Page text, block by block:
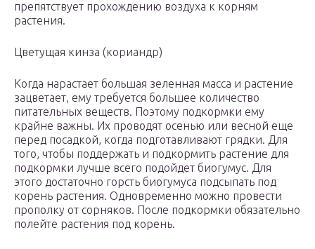
препятствует прохождению воздуха к корням
растения.
Цветущая кинза (кориандр)
Когда нарастает большая зеленная масса и растение
зацветает, ему требуется большее количество
питательных веществ. Поэтому подкормки ему
крайне важны. Их проводят осенью или весной еще
перед посадкой, когда подготавливают грядки. Для
того, чтобы поддержать и подкормить растение для
подкормки лучше всего подойдет биогумус. Для
этого достаточно горсть биогумуса подсыпать под
корень растения. Одновременно можно провести
прополку от сорняков. После подкормки обязательно
полейте растения под корень.